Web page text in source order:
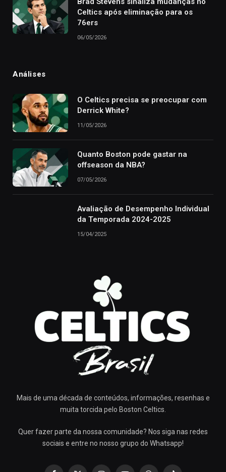
Celtics após eliminação para os
76ers
06/05/2026
Análises
O Celtics precisa se preocupar com
Derrick White?
11/05/2026
Quanto Boston pode gastar na
offseason da NBA?
07/05/2026
Avaliação de Desempenho Individual
da Temporada 2024-2025
15/04/2025
Mais de uma década de conteúdos, informações, resenhas e
muita torcida pelo Boston Celtics.
Quer fazer parte da nossa comunidade? Nos siga nas redes
sociais e entre no nosso grupo do Whatsapp!